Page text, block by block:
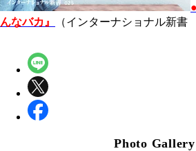
んなバカ』
（インターナショナル新書
Photo Gallery